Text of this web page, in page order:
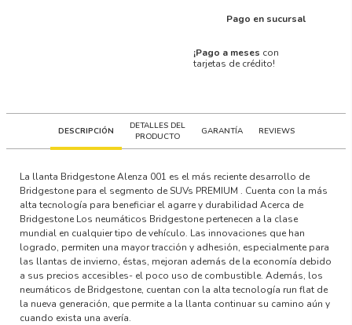
Pago en sucursal
¡Pago a meses con
tarjetas de crédito!
DESCRIPCIÓN
DETALLES DEL
PRODUCTO
GARANTÍA REVIEWS
La llanta Bridgestone Alenza 001 es el más reciente desarrollo de
Bridgestone para el segmento de SUVs PREMIUM . Cuenta con la más
alta tecnología para beneficiar el agarre y durabilidad Acerca de
Bridgestone Los neumáticos Bridgestone pertenecen a la clase
mundial en cualquier tipo de vehículo. Las innovaciones que han
logrado, permiten una mayor tracción y adhesión, especialmente para
las llantas de invierno, éstas, mejoran además de la economía debido
a sus precios accesibles- el poco uso de combustible. Además, los
neumáticos de Bridgestone, cuentan con la alta tecnología run flat de
la nueva generación, que permite a la llanta continuar su camino aún y
cuando exista una avería.